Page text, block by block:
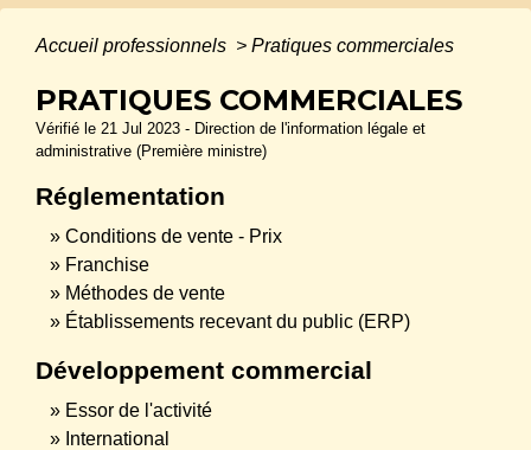
Accueil professionnels > Pratiques commerciales
PRATIQUES COMMERCIALES
Vérifié le 21 Jul 2023 - Direction de l'information légale et
administrative (Première ministre)
Réglementation
Conditions de vente - Prix
Franchise
Méthodes de vente
Établissements recevant du public (ERP)
Développement commercial
Essor de l'activité
International